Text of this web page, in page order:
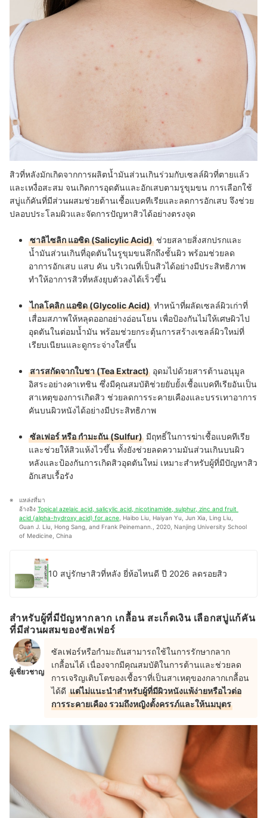
สิวที่หลังมักเกิดจากการผลิตน้ำมันส่วนเกินร่วมกับเซลล์ผิวที่ตายแล้ว
และเหงื่อสะสม จนเกิดการอุดตันและอักเสบตามรูขุมขน การเลือกใช้
สบู่แก้คันที่มีส่วนผสมช่วยต้านเชื้อแบคทีเรียและลดการอักเสบ จึงช่วย
ปลอบประโลมผิวและจัดการปัญหาสิวได้อย่างตรงจุด
ซาลิไซลิก แอซิด (Salicylic Acid) ช่วยสลายสิ่งสกปรกและ
น้ำมันส่วนเกินที่อุดตันในรูขุมขนลึกถึงชั้นผิว พร้อมช่วยลด
อาการอักเสบ แสบ คัน บริเวณที่เป็นสิวได้อย่างมีประสิทธิภาพ
ทำให้อาการสิวที่หลังยุบตัวลงได้เร็วขึ้น
ไกลโคลิก แอซิด (Glycolic Acid) ทำหน้าที่ผลัดเซลล์ผิวเก่าที่
เสื่อมสภาพให้หลุดออกอย่างอ่อนโยน เพื่อป้องกันไม่ให้เศษผิวไป
อุดตันในต่อมน้ำมัน พร้อมช่วยกระตุ้นการสร้างเซลล์ผิวใหม่ที่
เรียบเนียนและดูกระจ่างใสขึ้น
สารสกัดจากใบชา (Tea Extract) อุดมไปด้วยสารต้านอนุมูล
อิสระอย่างคาเทชิน ซึ่งมีคุณสมบัติช่วยยับยั้งเชื้อแบคทีเรียอันเป็น
สาเหตุของการเกิดสิว ช่วยลดการระคายเคืองและบรรเทาอาการ
คันบนผิวหนังได้อย่างมีประสิทธิภาพ
ซัลเฟอร์ หรือ กำมะถัน (Sulfur) มีฤทธิ์ในการฆ่าเชื้อแบคทีเรีย
และช่วยให้สิวแห้งไวขึ้น ทั้งยังช่วยลดความมันส่วนเกินบนผิว
หลังและป้องกันการเกิดสิวอุดตันใหม่ เหมาะสำหรับผู้ที่มีปัญหาสิว
อักเสบเรื้อรัง
แหล่งที่มา
อ้างอิง Topical azelaic acid, salicylic acid, nicotinamide, sulphur, zinc and fruit
acid (alpha-hydroxy acid) for acne , Haibo Liu, Haiyan Yu, Jun Xia, Ling Liu,
Guan J. Liu, Hong Sang, and Frank Peinemann., 2020, Nanjing University School
of Medicine, China
10 สบู่รักษาสิวที่หลัง ยี่ห้อไหนดี ปี 2026 ลดรอยสิว
สำหรับผู้ที่มีปัญหากลาก เกลื้อน สะเก็ดเงิน เลือกสบู่แก้คัน
ที่มีส่วนผสมของซัลเฟอร์
ผู้เชี่ยวชาญ
ซัลเฟอร์หรือกำมะถันสามารถใช้ในการรักษากลาก
เกลื้อนได้ เนื่องจากมีคุณสมบัติในการต้านและช่วยลด
การเจริญเติบโตของเชื้อราที่เป็นสาเหตุของกลากเกลื้อน
ได้ดี แต่ไม่แนะนำสำหรับผู้ที่มีผิวหนังแพ้ง่ายหรือไวต่อ
การระคายเคือง รวมถึงหญิงตั้งครรภ์และให้นมบุตร